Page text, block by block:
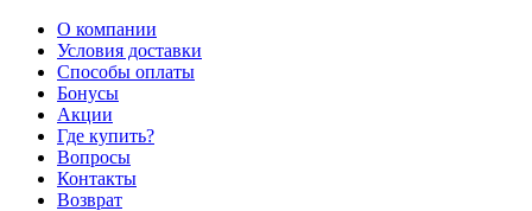
О компании
Условия доставки
Способы оплаты
Бонусы
Акции
Где купить?
Вопросы
Контакты
Возврат